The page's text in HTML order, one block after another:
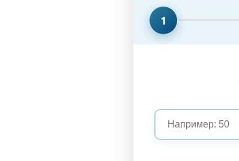
1